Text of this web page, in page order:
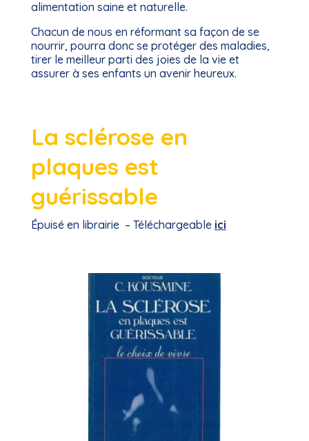
alimentation saine et naturelle.
Chacun de nous en réformant sa façon de se
nourrir, pourra donc se protéger des maladies,
tirer le meilleur parti des joies de la vie et
assurer à ses enfants un avenir heureux.
La sclérose en
plaques est
guérissable
Épuisé en librairie – Téléchargeable ici